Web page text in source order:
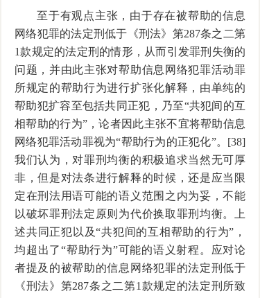
至于有观点主张，由于存在被帮助的信息
网络犯罪的法定刑低于《刑法》第287条之二第
1款规定的法定刑的情形，从而引发罪刑失衡的
问题，并由此主张对帮助信息网络犯罪活动罪
所规定的帮助行为进行扩张化解释，由单纯的
帮助犯扩容至包括共同正犯，乃至“共犯间的互
相帮助的行为”，论者因此主张不宜将帮助信息
网络犯罪活动罪视为“帮助行为的正犯化”。[38]
我们认为，对罪刑均衡的积极追求当然无可厚
非，但是对法条进行解释的时候，还是应当限
定在刑法用语可能的语义范围之内为妥，不能
以破坏罪刑法定原则为代价换取罪刑均衡。上
述共同正犯以及“共犯间的互相帮助的行为”，
均超出了“帮助行为”可能的语义射程。应对论
者提及的被帮助的信息网络犯罪的法定刑低于
《刑法》第287条之二第1款规定的法定刑所致